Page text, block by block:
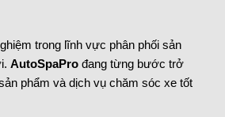
trong lĩnh vực phân phối sản
AutoSpaPro đang từng bước trở
phẩm và dịch vụ chăm sóc xe tốt